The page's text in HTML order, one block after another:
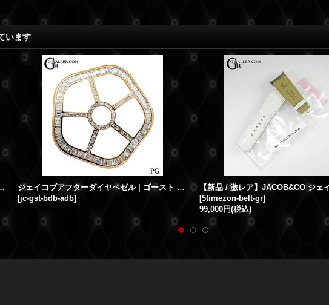
います
JC-GST-CBN JACOB&Co.時計
ジェイコブアフターダイヤベゼル | ゴースト バゲットダイヤモンドベゼル JACOB&Co.時計
[jc-gst-bdb-adb] [5timezon-belt-gr]
99,000円(税込)